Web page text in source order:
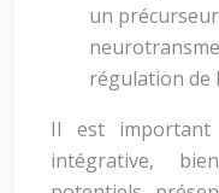
un
régulation de
Il est
intégrative,